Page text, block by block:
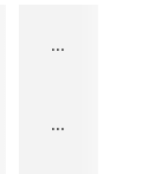
...
...